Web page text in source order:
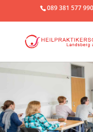
089 381 577 990